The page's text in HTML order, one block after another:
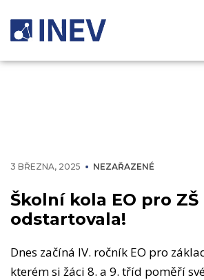
3 BŘEZNA, 2025 NEZAŘAZENÉ
Školní kola EO pro ZŠ
odstartovala!
Dnes začíná IV. ročník EO pro
kterém si žáci 8. a 9. tříd poměří